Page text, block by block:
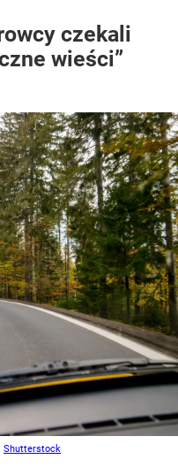
czekali
wieści”
Shutterstock